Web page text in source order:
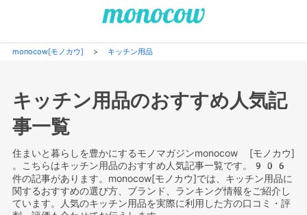
monocow[モノカウ] > キッチン用品
キッチン用品のおすすめ人気記
事一覧
住まいと暮らしを豊かにするモノマガジンmonocow [モノカウ]
。こちらはキッチン用品のおすすめ人気記事一覧です。906
件の記事があります。monocow[モノカウ]では、キッチン用品に
関するおすすめの選び方、ブランド、ランキング情報をご紹介し
ています。人気のキッチン用品を実際に利用した方の口コミ・評